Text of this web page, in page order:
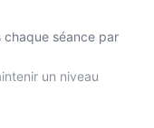
chaque séance par
un niveau